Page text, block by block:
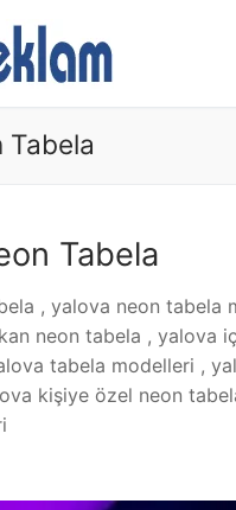
Arama:
Tabela
Tabela
, yalova neon tabela
neon tabela , yalova
tabela modelleri ,
kişiye özel neon